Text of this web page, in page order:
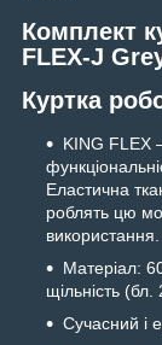
Комплект
FLEX-J
Куртка
KING FLEX
Еластична
роблять цю
Матеріал:
щільність
Сучасний і